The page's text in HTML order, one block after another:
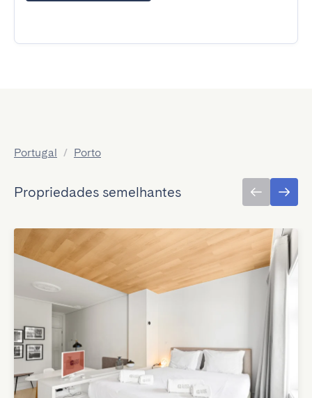
Portugal / Porto
Propriedades semelhantes